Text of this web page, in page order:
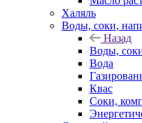
Халяль
Воды, соки,
Назад
Воды,
Вода
Квас
Соки,